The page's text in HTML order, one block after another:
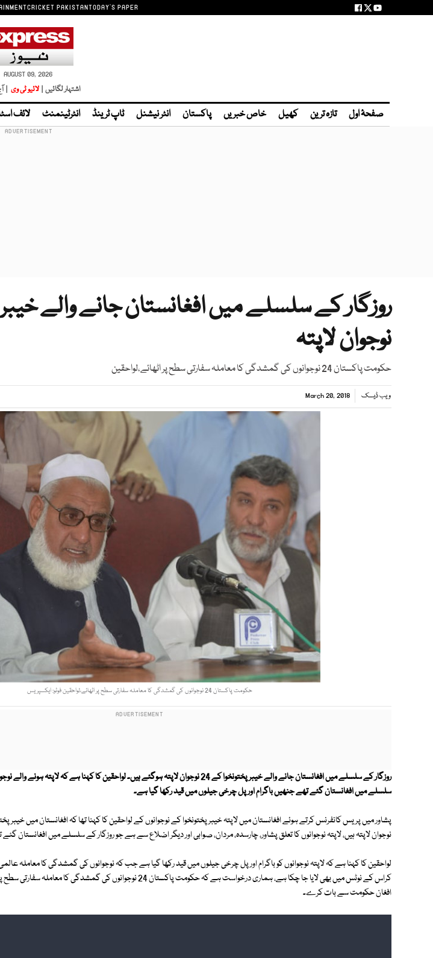
CRICKET PAKISTANTODAY'S PAPER
AUGUST 09, 2026
اشتہار لگائیں | لائیو ٹی وی |
صفحۂ اول تازہ ترین کھیل خاص خبریں پاکستان انٹر نیشنل ٹاپ ٹرینڈ انٹرٹینمنٹ لائف
روزگار کے سلسلے میں افغانستان جانے والے
نوجوان لاپتہ
حکومت پاکستان 24 نوجوانوں کی گمشدگی کا معاملہ سفارتی سطح پر اٹھائے،لواحقین
ویب ڈیسک March 20, 2018
حکومت پاکستان 24 نوجوانوں کی گمشدگی کا معاملہ سفارتی سطح پر اٹھائے،لواحقین فوٹو: ایکسپریس
روزگار کے سلسلے میں افغانستان جانے والے خیبرپختونخوا کے 24 نوجوان لاپتہ ہوگئے ہیں۔
لواحقین کا کہنا ہے کہ لاپتہ ہونے والے
سلسلے میں افغانستان گئے تھے جنھیں باگرام اور پل چرخی جیلوں میں قید رکھا گیا ہے۔
نوجوان لاپتہ ہیں، لاپتہ نوجوانوں کا تعلق پشاور، چارسدہ، مردان، صوابی اور دیگر اضلاع سے ہے جو روزگار کے سلسلے میں افغانستان
لواحقین کا کہنا ہے کہ لاپتہ نوجوانوں کو باگرام اور پل چرخی جیلوں میں قید رکھا گیا ہے جب کہ نوجوانوں کی گمشدگی کا معاملہ
کراس کے نوٹس میں بھی لایا جا چکا ہے، ہماری درخواست ہے کہ حکومت پاکستان 24 نوجوانوں کی گمشدگی کا
افغان حکومت سے بات کرے۔